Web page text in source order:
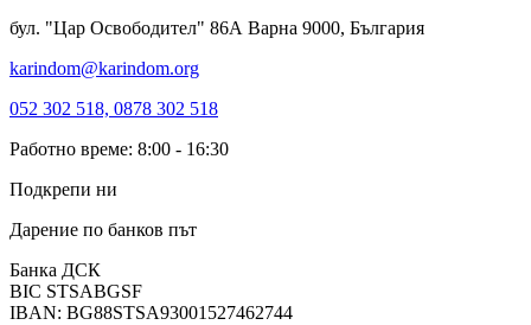
бул. "Цар Освободител" 86А Варна 9000, България
karindom@karindom.org
052 302 518, 0878 302 518
Работно време: 8:00 - 16:30
Подкрепи ни
Дарение по банков път
Банка ДСК
BIC STSABGSF
IBAN: BG88STSA93001527462744